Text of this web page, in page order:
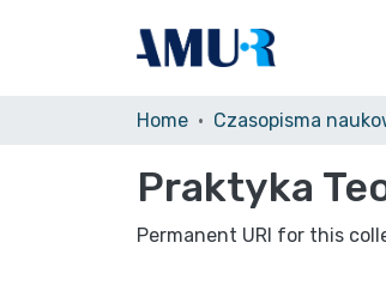
Home
Praktyka
Permanent URI for this